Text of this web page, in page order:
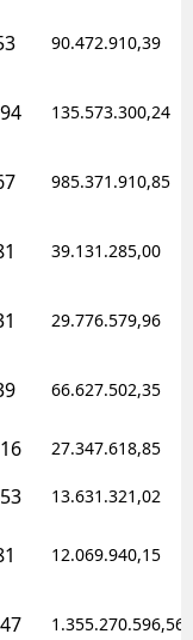
90.472.910,39
135.573.300,24
985.371.910,85
39.131.285,00
29.776.579,96
66.627.502,35
27.347.618,85
13.631.321,02
12.069.940,15
1.355.270.596,56